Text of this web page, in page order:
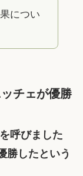
につい
チェが優勝
呼びました
勝したという